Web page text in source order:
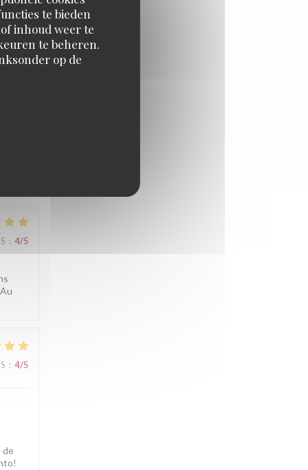
te bieden
inhoud weer te
te beheren.
op de
le
: 4/5
: 4/5
de